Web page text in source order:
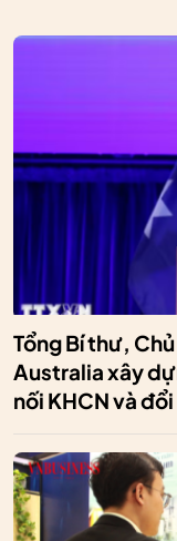
Tổng Bí thư,
Australia xây
nối KHCN và